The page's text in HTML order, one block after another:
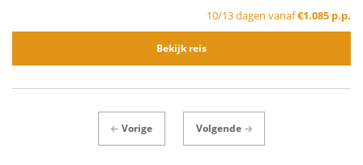
10/13 dagen vanaf€1.085 p.p.
Bekijk reis
Vorige Volgende